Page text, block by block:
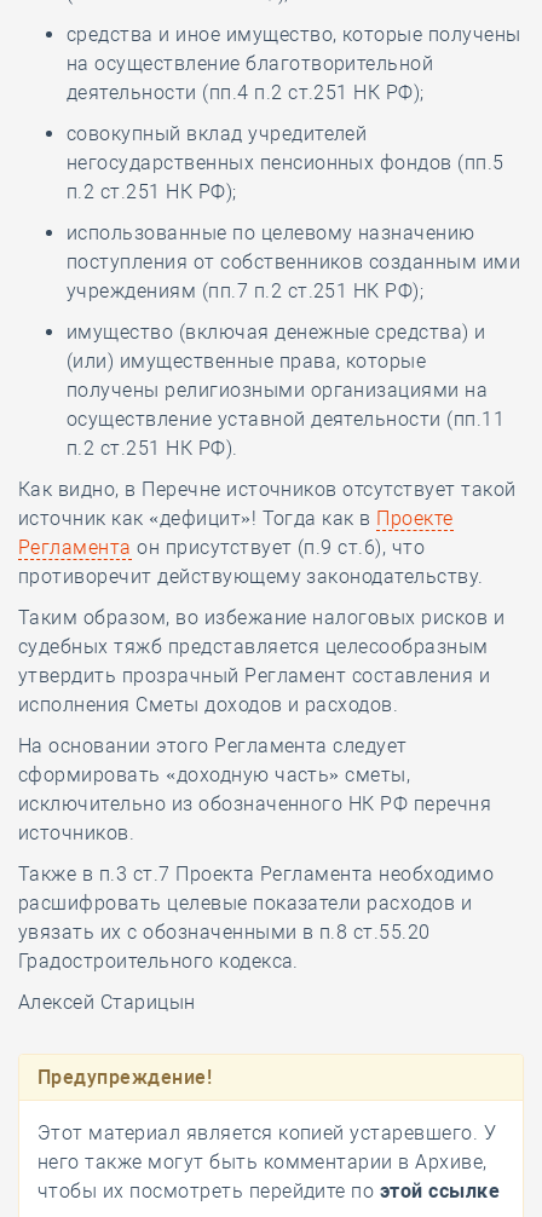
средства и иное имущество, которые получены
на осуществление благотворительной
деятельности (пп.4 п.2 ст.251 НК РФ);
совокупный вклад учредителей
негосударственных пенсионных фондов (пп.5
п.2 ст.251 НК РФ);
использованные по целевому назначению
поступления от собственников созданным ими
учреждениям (пп.7 п.2 ст.251 НК РФ);
имущество (включая денежные средства) и
(или) имущественные права, которые
получены религиозными организациями на
осуществление уставной деятельности (пп.11
п.2 ст.251 НК РФ).
Как видно, в Перечне источников отсутствует такой
источник как «дефицит»! Тогда как в Проекте
Регламента он присутствует (п.9 ст.6), что
противоречит действующему законодательству.
Таким образом, во избежание налоговых рисков и
судебных тяжб представляется целесообразным
утвердить прозрачный Регламент составления и
исполнения Сметы доходов и расходов.
На основании этого Регламента следует
сформировать «доходную часть» сметы,
исключительно из обозначенного НК РФ перечня
источников.
Также в п.3 ст.7 Проекта Регламента необходимо
расшифровать целевые показатели расходов и
увязать их с обозначенными в п.8 ст.55.20
Градостроительного кодекса.
Алексей Старицын
Предупреждение!
Этот материал является копией устаревшего. У
него также могут быть комментарии в Архиве,
чтобы их посмотреть перейдите по этой ссылке